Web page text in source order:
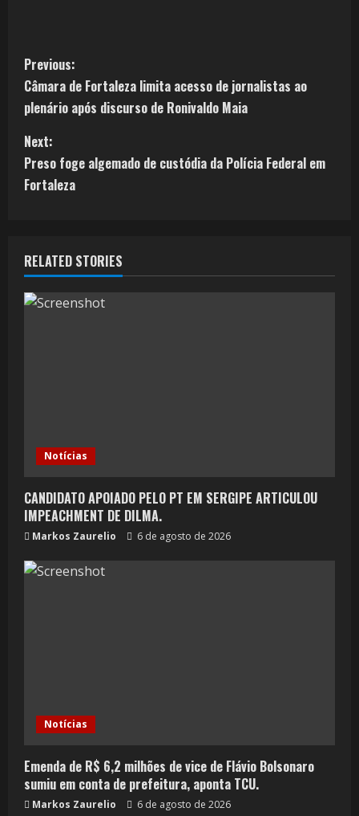
Previous:
Câmara de Fortaleza limita acesso de jornalistas ao
plenário após discurso de Ronivaldo Maia
Next:
Preso foge algemado de custódia da Polícia Federal em
Fortaleza
RELATED STORIES
Notícias
CANDIDATO APOIADO PELO PT EM SERGIPE ARTICULOU
IMPEACHMENT DE DILMA.
Markos Zaurelio 6 de agosto de 2026
Notícias
Emenda de R$ 6,2 milhões de vice de Flávio Bolsonaro
sumiu em conta de prefeitura, aponta TCU.
Markos Zaurelio 6 de agosto de 2026